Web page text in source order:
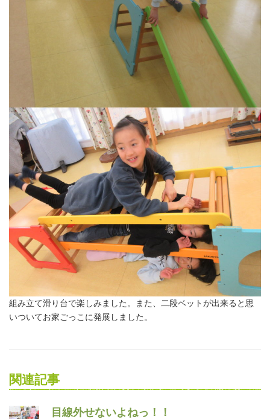
組み立て滑り台で楽しみました。また、二段ベットが出来ると思
いついてお家ごっこに発展しました。
関連記事
目線外せないよねっ！！